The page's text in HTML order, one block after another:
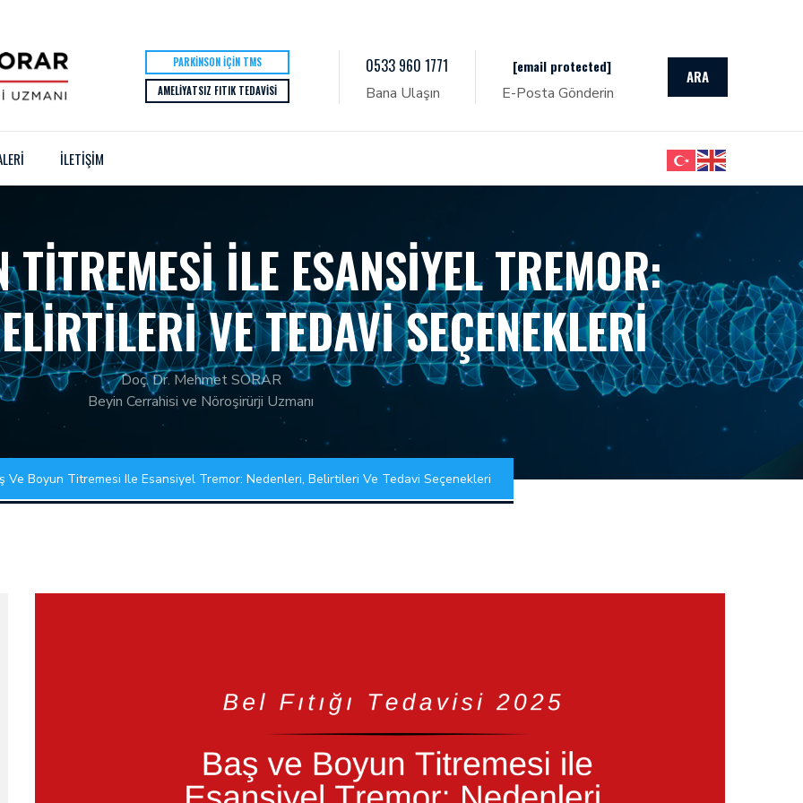
PARKINSON İÇIN TMS
AMELIYATSIZ FITIK TEDAVISI
0533 960 1771
Bana Ulaşın
[email protected]
E-Posta Gönderin
ARA
İLETİŞİM
ILE ESANSIYEL TREMOR:
VE TEDAVI SEÇENEKLERI
Doç. Dr. Mehmet SORAR
Beyin Cerrahisi ve Nöroşirürji Uzmanı
Ve Boyun Titremesi Ile Esansiyel Tremor: Nedenleri, Belirtileri Ve Tedavi Seçenekleri